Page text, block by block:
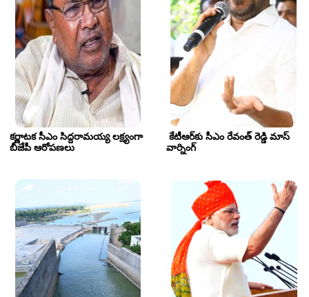
కర్ణాటక సీఎం సిద్దరామయ్య లక్ష్యంగా
బీజేపీ ఆరోపణలు
కేటీఆర్‌కు సీఎం రేవంత్ రెడ్డి మాస్
వార్నింగ్